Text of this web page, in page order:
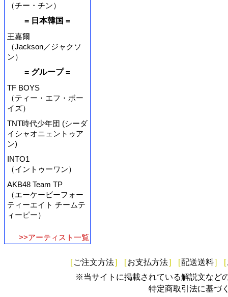
（チー・チン）
= 日本韓国 =
王嘉爾
（Jackson／ジャクソ
ン）
= グループ =
TF BOYS
（ティー・エフ・ボー
イズ）
TNT時代少年団 (シーダ
イシャオニェントゥア
ン)
INTO1
（イントゥーワン）
AKB48 Team TP
（エーケービーフォー
ティーエイト チームテ
ィーピー）
>>アーティスト一覧
[ ご注文方法] [お支払方法] [配送送料] [
※当サイトに掲載されている解説文など
特定商取引法に基づ